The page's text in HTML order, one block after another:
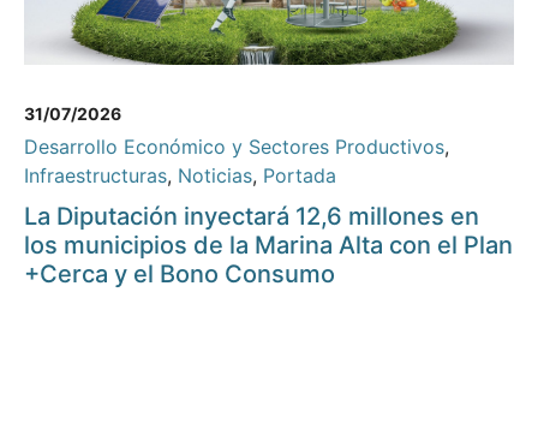
31/07/2026
Desarrollo Económico y Sectores Productivos,
Infraestructuras, Noticias, Portada
La Diputación inyectará 12,6 millones en
los municipios de la Marina Alta con el Plan
+Cerca y el Bono Consumo